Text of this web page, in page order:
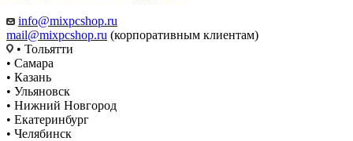
info@mixpcshop.ru
mail@mixpcshop.ru (корпоративным клиентам)
• Тольятти
• Самара
• Казань
• Ульяновск
• Нижний Новгород
• Екатеринбург
• Челябинск